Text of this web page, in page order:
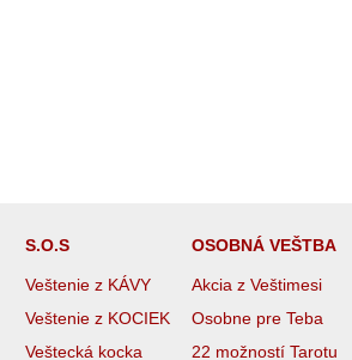
S.O.S
Veštenie z KÁVY
Veštenie z KOCIEK
Veštecká kocka
OSOBNÁ VEŠTBA
Akcia z Veštimesi
Osobne pre Teba
22 možností Tarotu